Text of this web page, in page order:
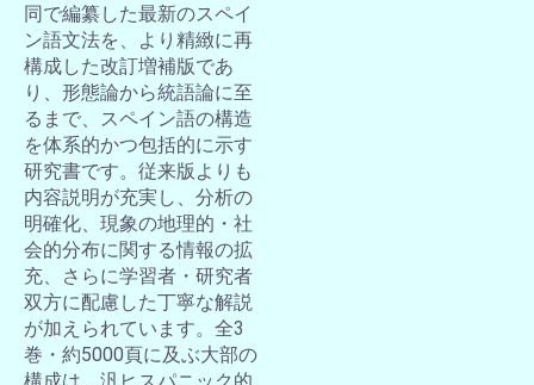
同で編纂した最新のスペイ
ン語文法を、より精緻に再
構成した改訂増補版であ
り、形態論から統語論に至
るまで、スペイン語の構造
を体系的かつ包括的に示す
研究書です。従来版よりも
内容説明が充実し、分析の
明確化、現象の地理的・社
会的分布に関する情報の拡
充、さらに学習者・研究者
双方に配慮した丁寧な解説
が加えられています。全3
巻・約5000頁に及ぶ大部の
構成は、汎ヒスパニック的